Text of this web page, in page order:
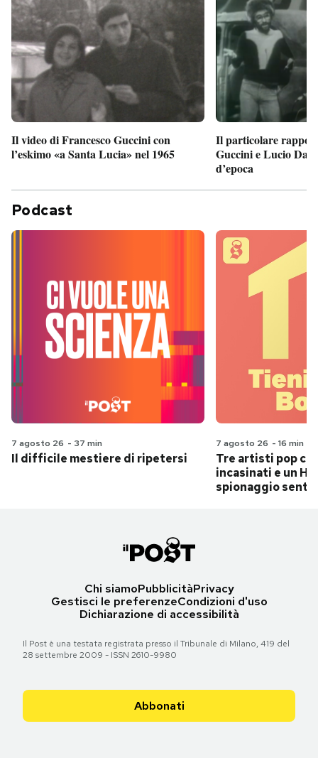
Il video di Francesco Guccini con
l’eskimo «a Santa Lucia» nel 1965
Il particolare
Guccini e Lucio
d’epoca
Podcast
7 agosto 26 - 37 min
Il difficile mestiere di ripetersi
7 agosto 26 - 16 min
Tre artisti pop
incasinati e un
spionaggio
Chi siamoPubblicitàPrivacy
Gestisci le preferenzeCondizioni d'uso
Dichiarazione di accessibilità
Il Post è una testata registrata presso il Tribunale di Milano, 419 del
28 settembre 2009 - ISSN 2610-9980
Abbonati